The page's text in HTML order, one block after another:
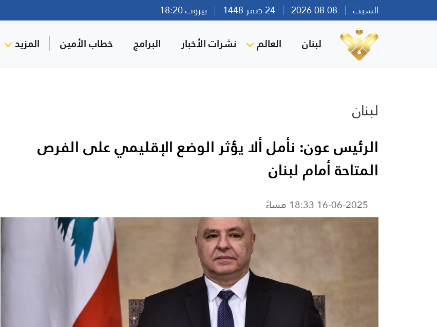
السبت بيروت 18:20
لبنان العالم نشرات الأخبار البرامج خطاب الأمين المزيد
لبنان
الرئيس عون: نأمل ألا يؤثر الوضع الإقليمي على الفرص
المتاحة أمام لبنان
16-06-2025 18:33 مساءً